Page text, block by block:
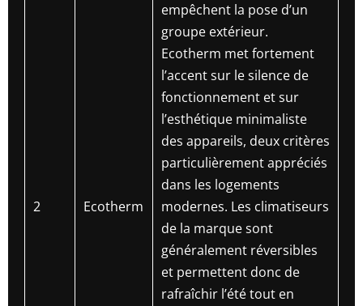
2 Ecotherm
empêchent la pose d’un
groupe extérieur.
Ecotherm met fortement
l’accent sur le silence de
fonctionnement et sur
l’esthétique minimaliste
des appareils, deux critères
particulièrement appréciés
dans les logements
modernes. Les climatiseurs
de la marque sont
généralement réversibles
et permettent donc de
rafraîchir l’été tout en